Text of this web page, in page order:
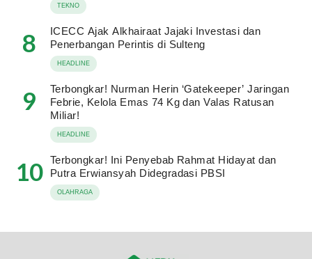
TEKNO
8
ICECC Ajak Alkhairaat Jajaki Investasi dan
Penerbangan Perintis di Sulteng
HEADLINE
9
Terbongkar! Nurman Herin ‘Gatekeeper’ Jaringan
Febrie, Kelola Emas 74 Kg dan Valas Ratusan
Miliar!
HEADLINE
10 Terbongkar! Ini Penyebab Rahmat Hidayat dan
Putra Erwiansyah Didegradasi PBSI
OLAHRAGA